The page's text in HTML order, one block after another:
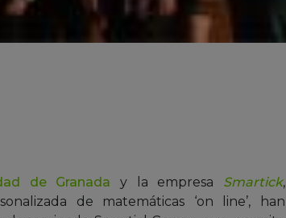
de Granada y la empresa Smartick,
de matemáticas ‘on line’, han